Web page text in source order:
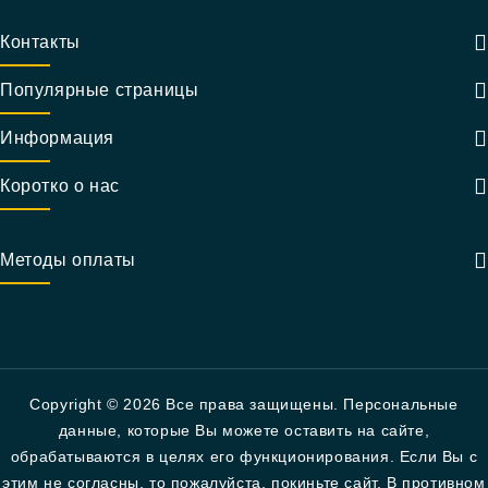
Контакты
Популярные страницы
Информация
Коротко о нас
Методы оплаты
Copyright © 2026 Все права защищены. Персональные
данные, которые Вы можете оставить на сайте,
обрабатываются в целях его функционирования. Если Вы с
этим не согласны, то пожалуйста, покиньте сайт. В противном